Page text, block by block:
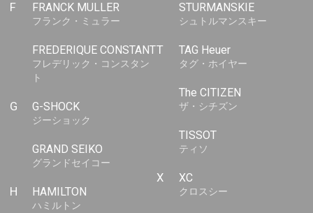
F FRANCK MULLER
フランク・ミュラー
FREDERIQUE CONSTANT
フレデリック・コンスタン
ト
G G-SHOCK
ジーショック
GRAND SEIKO
グランドセイコー
H HAMILTON
ハミルトン
STURMANSKIE
シュトルマンスキー
T TAG Heuer
タグ・ホイヤー
The CITIZEN
ザ・シチズン
TISSOT
ティソ
X XC
クロスシー